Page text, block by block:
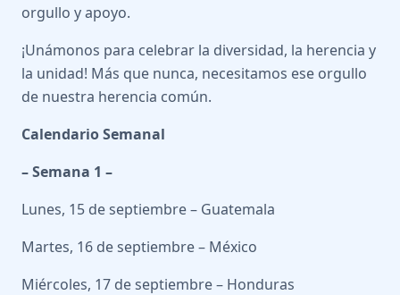
orgullo y apoyo.
¡Unámonos para celebrar la diversidad, la herencia y
la unidad! Más que nunca, necesitamos ese orgullo
de nuestra herencia común.
Calendario Semanal
– Semana 1 –
Lunes, 15 de septiembre – Guatemala
Martes, 16 de septiembre – México
Miércoles, 17 de septiembre – Honduras